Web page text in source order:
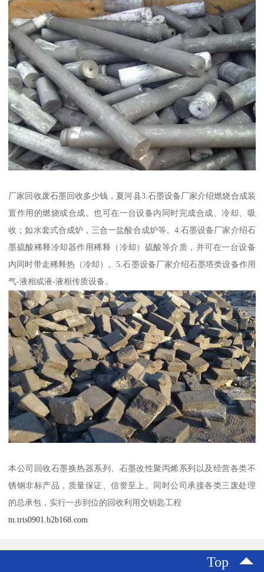
厂家回收废石墨回收多少钱，夏河县3.石墨设备厂家介绍燃烧合成装
置作用的燃烧或合成。也可在一台设备内同时完成合成、冷却、吸
收；如水套式合成炉，三合一盐酸合成炉等。4.石墨设备厂家介绍石
墨硫酸稀释冷却器作用稀释（冷却）硫酸等介质，并可在一台设备
内同时带走稀释热（冷却）。5.石墨设备厂家介绍石墨塔类设备作用
气-液相或液-液相传质设备。
本公司回收石墨换热器系列、石墨改性聚丙烯系列以及经营各类不
锈钢非标产品，质量保证、信誉至上。同时公司承接各类三废处理
的总承包，实行一步到位的回收利用交钥匙工程
m.trts0901.b2b168.com
Top